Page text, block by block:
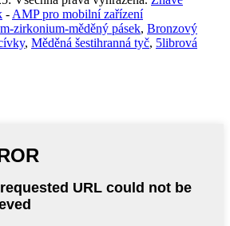
- AMP pro mobilní zařízení
zirkonium-měděný pásek, Bronzový
, Měděná šestihranná tyč, 5librová